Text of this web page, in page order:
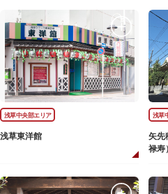
浅草中央部エリア
浅草東洋館
浅草
矢先
禄寿